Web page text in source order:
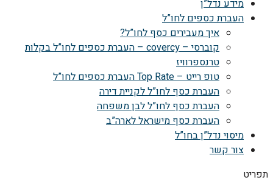
מידע נדל”ן
העברת כספים לחו”ל
איך מעבירים כסף לחו”ל?
קוברסי – covercy – העברת כספים לחו”ל בקלות
טרנספרוויז
טופ רייט – Top Rate העברת כספים לחו”ל
העברת כסף לחו”ל לקניית דירה
העברת כסף לחו”ל לבן משפחה
העברת כסף מישראל לארה”ב
מיסוי נדל”ן בחו”ל
צור קשר
תפריט